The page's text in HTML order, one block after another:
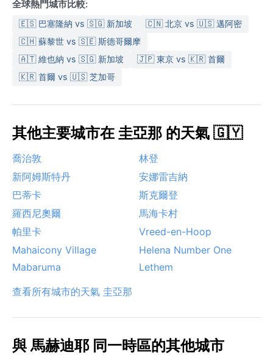
全球熱門城市比較:
🇪🇸 巴塞隆納 vs 🇸🇬 新加坡
🇨🇳 北京 vs 🇺🇸 邁阿密
🇨🇭 蘇黎世 vs 🇸🇪 斯德哥爾摩
🇦🇹 維也納 vs 🇸🇬 新加坡
🇯🇵 東京 vs 🇰🇷 首爾
🇰🇷 首爾 vs 🇺🇸 芝加哥
其他主要城市在 圭亞那 的天氣 🇬🇾
喬治敦
林登
新阿姆斯特丹
安娜雷吉納
巴蒂卡
斯克爾登
羅西尼奧爾
馬海卡村
帕里卡
Vreed-en-Hoop
Mahaicony Village
Helena Number One
Mabaruma
Lethem
查看所有城市的天氣 圭亞那
與 馬赫迪耶 同一時區的其他城市